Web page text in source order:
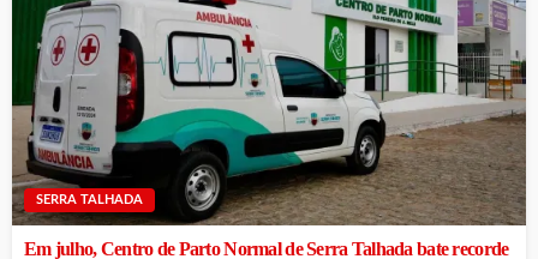
SERRA TALHADA
Em julho, Centro de Parto Normal de Serra Talhada bate recorde